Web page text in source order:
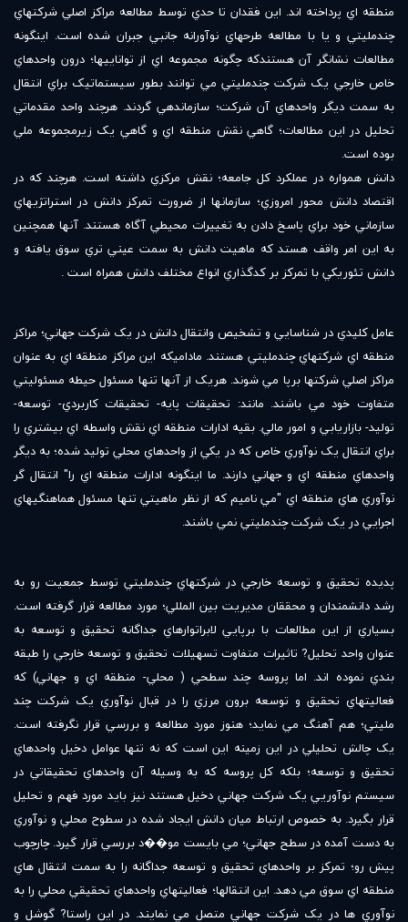
منطقه اي پرداخته اند. اين فقدان تا حدي توسط مطالعه مراکز اصلي شرکتهاي
چندمليتي و يا با مطالعه طرحهاي نوآورانه جانبي جبران شده است. اينگونه
مطالعات نشانگر آن هستندکه چگونه مجموعه اي از تواناييها؛ درون واحدهاي
خاص خارجي يک شرکت چندمليتي مي توانند بطور سيستماتيک براي انتقال
به سمت ديگر واحدهاي آن شرکت؛ سازماندهي گردند. هرچند واحد مقدماتي
تحليل در اين مطالعات؛ گاهي نقش منطقه اي و گاهي يک زيرمجموعه ملي
بوده است.
دانش همواره در عملکرد کل جامعه؛ نقش مرکزي داشته است. هرچند که در
اقتصاد دانش محور امروزي؛ سازمانها از ضرورت تمرکز دانش در استراتژيهاي
سازماني خود براي پاسخ دادن به تغييرات محيطي آگاه هستند. آنها همچنين
به اين امر واقف هستد که ماهيت دانش به سمت عيني تري سوق يافته و
دانش تئوريکي با تمرکز بر کدگذاري انواع مختلف دانش همراه است .
عامل کليدي در شناسايي و تشخيص وانتقال دانش در يک شرکت جهاني؛ مراکز
منطقه اي شرکتهاي چندمليتي هستند. ماداميکه اين مراکز منطقه اي به عنوان
مراکز اصلي شرکتها برپا مي شوند. هريک از آنها تنها مسئول حيطه مسئوليتي
متفاوت خود مي باشند. مانند: تحقيقات پايه- تحقيقات کاربردي- توسعه-
توليد- بازاريابي و امور مالي. بقيه ادارات منطقه اي نقش واسطه اي بيشتري را
براي انتقال يک نوآوري خاص که در يکي از واحدهاي محلي توليد شده؛ به ديگر
واحدهاي منطقه اي و جهاني دارند. ما اينگونه ادارات منطقه اي را" انتقال گر
نوآوري هاي منطقه اي "مي ناميم که از نظر ماهيتي تنها مسئول هماهنگيهاي
اجرايي در يک شرکت چندمليتي نمي باشند.
پديده تحقيق و توسعه خارجي در شرکتهاي چندمليتي توسط جمعيت رو به
رشد دانشمندان و محققان مديريت بين المللي؛ مورد مطالعه قرار گرفته است.
بسياري از اين مطالعات با برپايي لابراتوارهاي جداگانه تحقيق و توسعه به
عنوان واحد تحليل? تاثيرات متفاوت تسهيلات تحقيق و توسعه خارجي را طبقه
بندي نموده اند. اما پروسه چند سطحي ( محلي- منطقه اي و جهاني) که
فعاليتهاي تحقيق و توسعه برون مرزي را در قبال نوآوري يک شرکت چند
مليتي؛ هم آهنگ مي نمايد؛ هنوز مورد مطالعه و بررسي قرار نگرفته است.
يک چالش تحليلي در اين زمينه اين است که نه تنها عوامل دخيل واحدهاي
تحقيق و توسعه؛ بلکه کل پروسه که به وسيله آن واحدهاي تحقيقاتي در
سيستم نوآوريي يک شرکت جهاني دخيل هستند نيز بايد مورد فهم و تحليل
قرار بگيرد. به خصوص ارتباط ميان دانش ايجاد شده در سطوح محلي و نوآوري
به دست آمده در سطح جهاني؛ مي بايست مو��د بررسي قرار گيرد. چارچوب
پيش رو؛ تمرکز بر واحدهاي تحقيق و توسعه جداگانه را به سمت انتقال هاي
منطقه اي سوق مي دهد. اين انتقالها؛ فعاليتهاي واحدهاي تحقيقي محلي را به
نوآوري ها در يک شرکت جهاني متصل مي نمايند. در اين راستا? گوشل و